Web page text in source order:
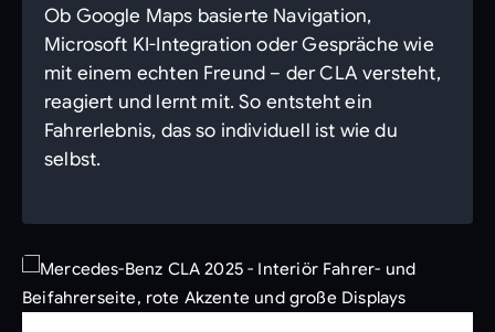
Ob Google Maps basierte Navigation,
Microsoft KI-Integration oder Gespräche wie
mit einem echten Freund – der CLA versteht,
reagiert und lernt mit. So entsteht ein
Fahrerlebnis, das so individuell ist wie du
selbst.